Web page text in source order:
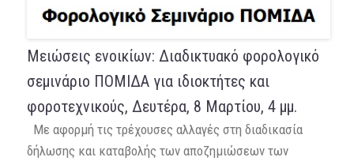
Μειώσεις ενοικίων: Διαδικτυακό φορολογικό
σεμινάριο ΠΟΜΙΔΑ για ιδιοκτήτες και
φοροτεχνικούς, Δευτέρα, 8 Μαρτίου, 4 μμ.
Με αφορμή τις τρέχουσες αλλαγές στη διαδικασία
δήλωσης και καταβολής των αποζημιώσεων των